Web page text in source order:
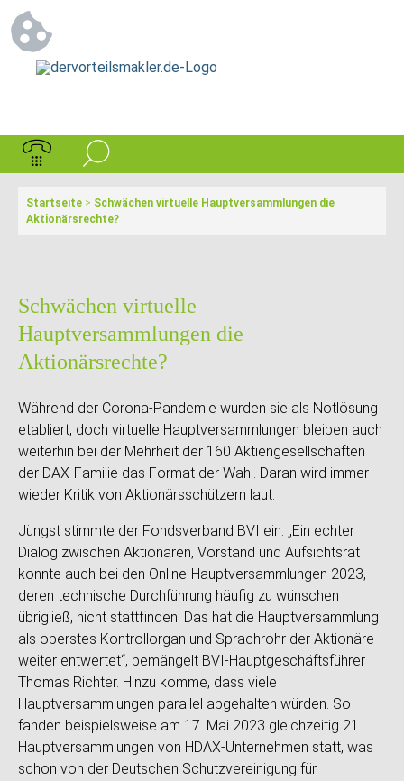
Startseite > Schwächen virtuelle Hauptversammlungen die
Aktionärsrechte?
Schwächen virtuelle
Hauptversammlungen die
Aktionärsrechte?
Während der Corona-Pandemie wurden sie als Notlösung
etabliert, doch virtuelle Hauptversammlungen bleiben auch
weiterhin bei der Mehrheit der 160 Aktiengesellschaften
der DAX-Familie das Format der Wahl. Daran wird immer
wieder Kritik von Aktionärsschützern laut.
Jüngst stimmte der Fondsverband BVI ein: „Ein echter
Dialog zwischen Aktionären, Vorstand und Aufsichtsrat
konnte auch bei den Online-Hauptversammlungen 2023,
deren technische Durchführung häufig zu wünschen
übrigließ, nicht stattfinden. Das hat die Hauptversammlung
als oberstes Kontrollorgan und Sprachrohr der Aktionäre
weiter entwertet“, bemängelt BVI-Hauptgeschäftsführer
Thomas Richter. Hinzu komme, dass viele
Hauptversammlungen parallel abgehalten würden. So
fanden beispielsweise am 17. Mai 2023 gleichzeitig 21
Hauptversammlungen von HDAX-Unternehmen statt, was
schon von der Deutschen Schutzvereinigung für